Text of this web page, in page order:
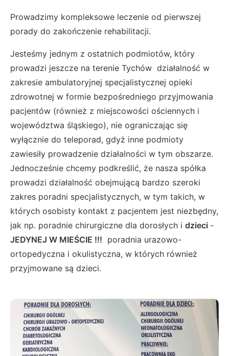
Prowadzimy kompleksowe leczenie od pierwszej
porady do zakończenie rehabilitacji.
Jesteśmy jednym z ostatnich podmiotów, który
prowadzi jeszcze na terenie Tychów działalność w
zakresie ambulatoryjnej specjalistycznej opieki
zdrowotnej w formie bezpośredniego przyjmowania
pacjentów (również z miejscowości ościennych i
województwa śląskiego), nie ograniczając się
wyłącznie do teleporad, gdyż inne podmioty
zawiesiły prowadzenie działalności w tym obszarze.
Jednocześnie chcemy podkreślić, że nasza spółka
prowadzi działalność obejmującą bardzo szeroki
zakres poradni specjalistycznych, w tym takich, w
których osobisty kontakt z pacjentem jest niezbędny,
jak np. poradnie chirurgiczne dla dorosłych i dzieci -
JEDYNEJ W MIEŚCIE !!! poradnia urazowo-
ortopedyczna i okulistyczna, w których również
przyjmowane są dzieci.